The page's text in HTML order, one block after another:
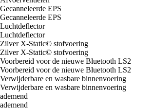
Gecanneleerde EPS
Gecanneleerde EPS
Luchtdeflector
Luchtdeflector
Zilver X-Static© stofvoering
Zilver X-Static© stofvoering
Voorbereid voor de nieuwe Bluetooth LS2
Voorbereid voor de nieuwe Bluetooth LS2
Verwijderbare en wasbare binnenvoering
Verwijderbare en wasbare binnenvoering
ademend
ademend